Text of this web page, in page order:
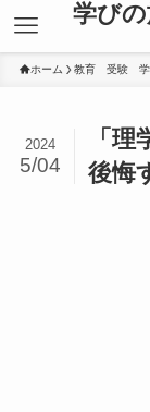
学び
ホーム 教育 受験
「
後悔
2024
5/04